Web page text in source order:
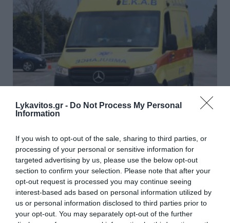
Lykavitos.gr - Do Not Process My Personal
Information
If you wish to opt-out of the sale, sharing to third parties, or
processing of your personal or sensitive information for
targeted advertising by us, please use the below opt-out
section to confirm your selection. Please note that after your
opt-out request is processed you may continue seeing
interest-based ads based on personal information utilized by
us or personal information disclosed to third parties prior to
your opt-out. You may separately opt-out of the further
Χαλκιδική: Επιχείρηση
μεταφοράς 49χρονης Γερμανίδας
που τραυματίστηκε σε δύσβατο
σημείο
Πυροσβέστες εντόπισαν τραυματισμένη στο πόδι
49χρονη Γερμανίδα, σε δύσβατο σημείο στην περιοχή